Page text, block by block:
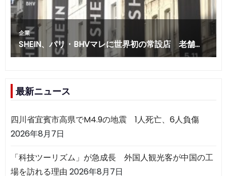
最新ニュース
四川省宜賓市高県でM4.9の地震 1人死亡、6人負傷
2026年8月7日
「科技ツーリズム」が急成長 外国人観光客が中国の工
場を訪れる理由 2026年8月7日